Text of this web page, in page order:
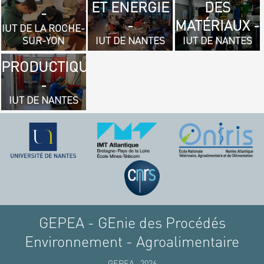
-
IUT DE LA ROCHE-
SUR-YON
ET ENERGIE
-
IUT DE NANTES
DES
MATÉRIAUX -
IUT DE NANTES
- GÉNIE
MÉCANIQUE
ET
PRODUCTIQUE
-
IUT DE NANTES
GEPEA - GEnie des Procédés
Environnement - Agroalimentaire